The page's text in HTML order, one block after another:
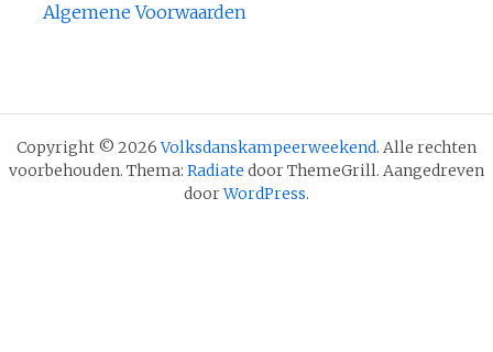
Algemene Voorwaarden
Copyright © 2026Volksdanskampeerweekend. Alle rechten
voorbehouden. Thema: Radiate door ThemeGrill. Aangedreven
doorWordPress.